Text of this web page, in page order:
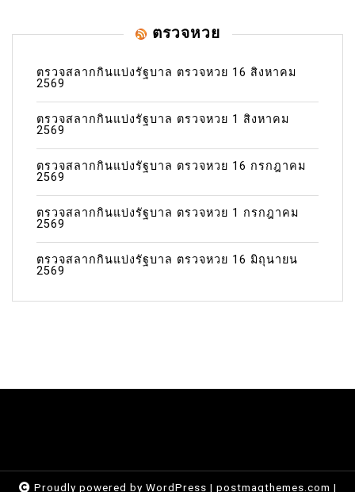
ตรวจหวย
ตรวจสลากกินแบ่งรัฐบาล ตรวจหวย 16 สิงหาคม
2569
ตรวจสลากกินแบ่งรัฐบาล ตรวจหวย 1 สิงหาคม
2569
ตรวจสลากกินแบ่งรัฐบาล ตรวจหวย 16 กรกฎาคม
2569
ตรวจสลากกินแบ่งรัฐบาล ตรวจหวย 1 กรกฎาคม
2569
ตรวจสลากกินแบ่งรัฐบาล ตรวจหวย 16 มิถุนายน
2569
Proudly powered by WordPress | postmagthemes.com |